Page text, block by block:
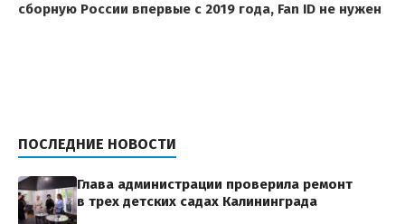
сборную России впервые с 2019 года, Fan ID не нужен
ПОСЛЕДНИЕ НОВОСТИ
Глава администрации проверила ремонт
в трех детских садах Калининграда